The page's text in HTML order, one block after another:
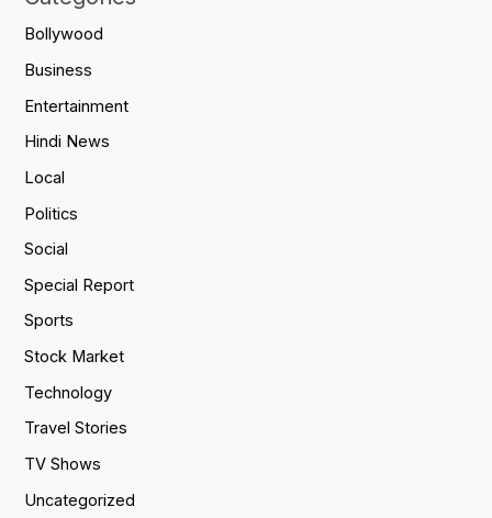
Bollywood
Business
Entertainment
Hindi News
Local
Politics
Social
Special Report
Sports
Stock Market
Technology
Travel Stories
TV Shows
Uncategorized